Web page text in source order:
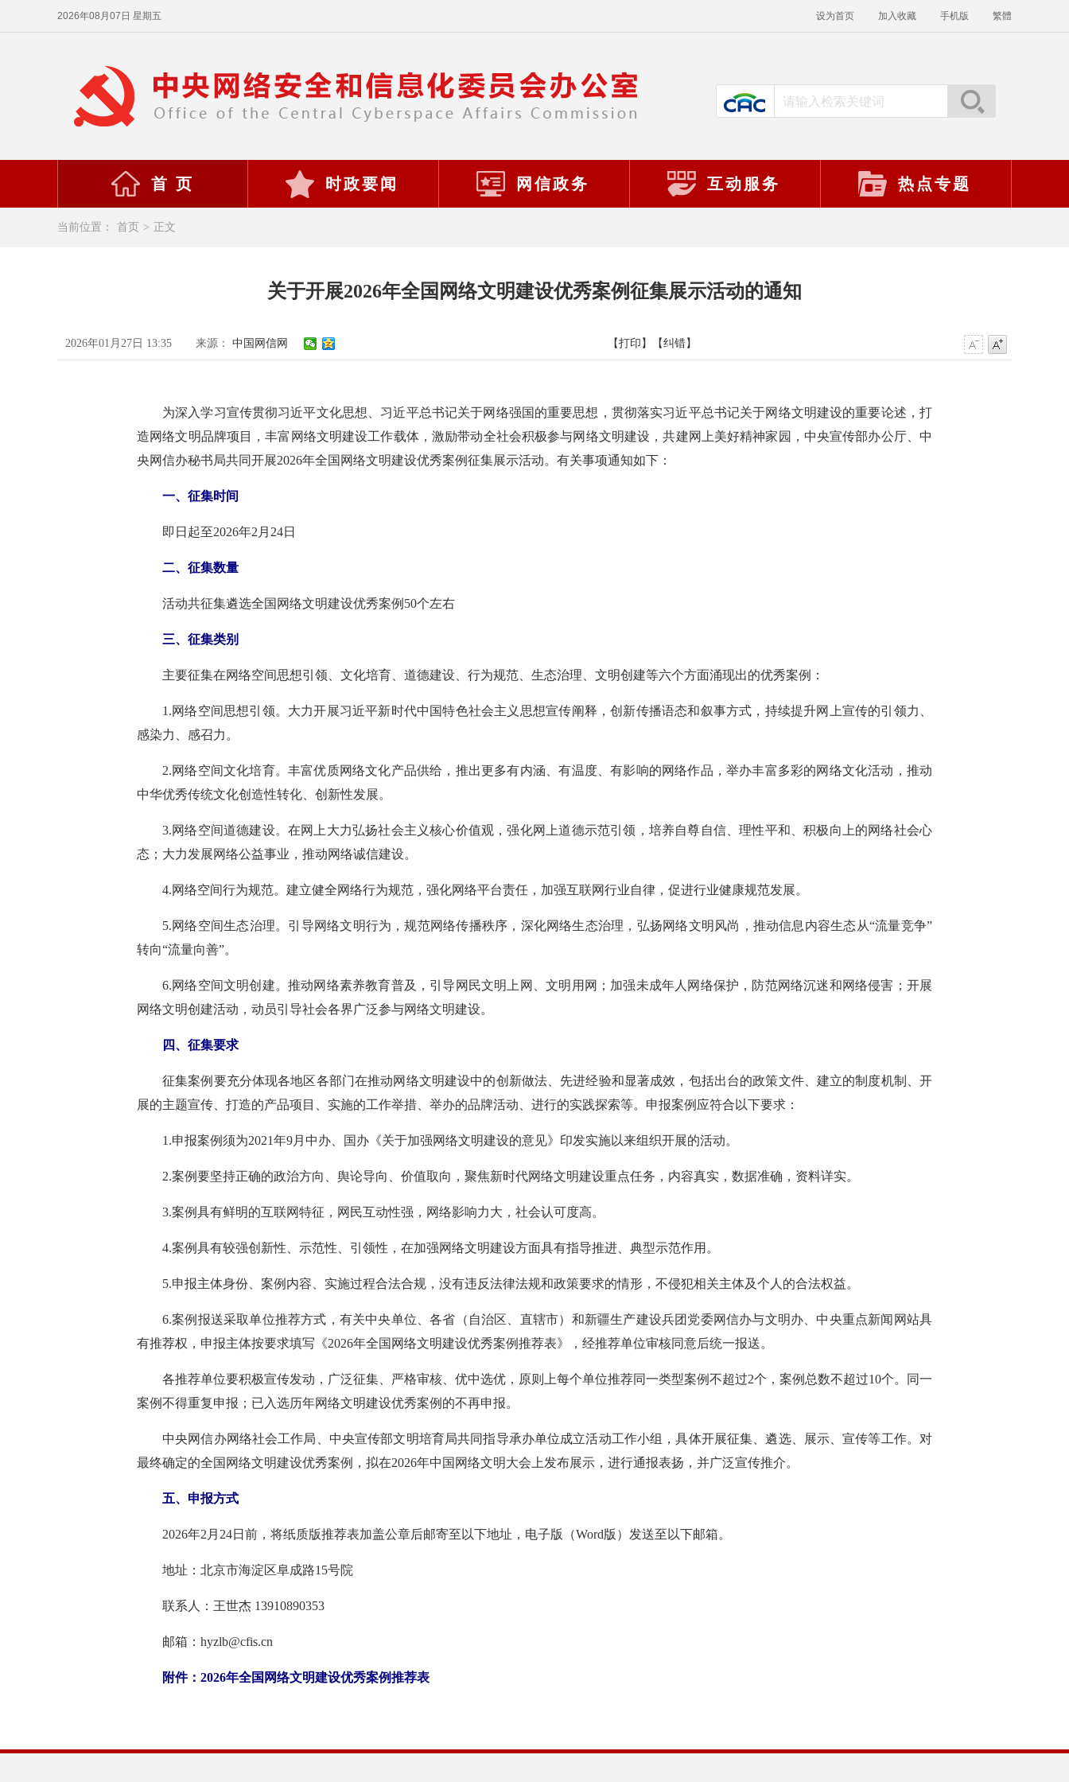
2026年08月07日 星期五 设为首页 加入收藏 手机版 繁體
首 页 时政要闻 网信政务 互动服务 热点专题
当前位置： 首页 > 正文
关于开展2026年全国网络文明建设优秀案例征集展示活动的通知
2026年01月27日 13:35 来源： 中国网信网 【打印】 【纠错】
为深入学习宣传贯彻习近平文化思想、习近平总书记关于网络强国的重要思想，贯彻落实习近平总书记关于网络文明建设的重要论述，打
造网络文明品牌项目，丰富网络文明建设工作载体，激励带动全社会积极参与网络文明建设，共建网上美好精神家园，中央宣传部办公厅、中
央网信办秘书局共同开展2026年全国网络文明建设优秀案例征集展示活动。有关事项通知如下：
一、征集时间
即日起至2026年2月24日
二、征集数量
活动共征集遴选全国网络文明建设优秀案例50个左右
三、征集类别
主要征集在网络空间思想引领、文化培育、道德建设、行为规范、生态治理、文明创建等六个方面涌现出的优秀案例：
1.网络空间思想引领。大力开展习近平新时代中国特色社会主义思想宣传阐释，创新传播语态和叙事方式，持续提升网上宣传的引领力、
感染力、感召力。
2.网络空间文化培育。丰富优质网络文化产品供给，推出更多有内涵、有温度、有影响的网络作品，举办丰富多彩的网络文化活动，推动
中华优秀传统文化创造性转化、创新性发展。
3.网络空间道德建设。在网上大力弘扬社会主义核心价值观，强化网上道德示范引领，培养自尊自信、理性平和、积极向上的网络社会心
态；大力发展网络公益事业，推动网络诚信建设。
4.网络空间行为规范。建立健全网络行为规范，强化网络平台责任，加强互联网行业自律，促进行业健康规范发展。
5.网络空间生态治理。引导网络文明行为，规范网络传播秩序，深化网络生态治理，弘扬网络文明风尚，推动信息内容生态从“流量竞争”
转向“流量向善”。
6.网络空间文明创建。推动网络素养教育普及，引导网民文明上网、文明用网；加强未成年人网络保护，防范网络沉迷和网络侵害；开展
网络文明创建活动，动员引导社会各界广泛参与网络文明建设。
四、征集要求
征集案例要充分体现各地区各部门在推动网络文明建设中的创新做法、先进经验和显著成效，包括出台的政策文件、建立的制度机制、开
展的主题宣传、打造的产品项目、实施的工作举措、举办的品牌活动、进行的实践探索等。申报案例应符合以下要求：
1.申报案例须为2021年9月中办、国办《关于加强网络文明建设的意见》印发实施以来组织开展的活动。
2.案例要坚持正确的政治方向、舆论导向、价值取向，聚焦新时代网络文明建设重点任务，内容真实，数据准确，资料详实。
3.案例具有鲜明的互联网特征，网民互动性强，网络影响力大，社会认可度高。
4.案例具有较强创新性、示范性、引领性，在加强网络文明建设方面具有指导推进、典型示范作用。
5.申报主体身份、案例内容、实施过程合法合规，没有违反法律法规和政策要求的情形，不侵犯相关主体及个人的合法权益。
6.案例报送采取单位推荐方式，有关中央单位、各省（自治区、直辖市）和新疆生产建设兵团党委网信办与文明办、中央重点新闻网站具
有推荐权，申报主体按要求填写《2026年全国网络文明建设优秀案例推荐表》，经推荐单位审核同意后统一报送。
各推荐单位要积极宣传发动，广泛征集、严格审核、优中选优，原则上每个单位推荐同一类型案例不超过2个，案例总数不超过10个。同一
案例不得重复申报；已入选历年网络文明建设优秀案例的不再申报。
中央网信办网络社会工作局、中央宣传部文明培育局共同指导承办单位成立活动工作小组，具体开展征集、遴选、展示、宣传等工作。对
最终确定的全国网络文明建设优秀案例，拟在2026年中国网络文明大会上发布展示，进行通报表扬，并广泛宣传推介。
五、申报方式
2026年2月24日前，将纸质版推荐表加盖公章后邮寄至以下地址，电子版（Word版）发送至以下邮箱。
地址：北京市海淀区阜成路15号院
联系人：王世杰 13910890353
邮箱：hyzlb@cfis.cn
附件： 2026年全国网络文明建设优秀案例推荐表